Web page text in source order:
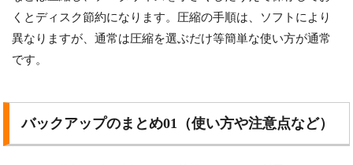
くとディスク節約になります。圧縮の手順は、ソフトにより
異なりますが、通常は圧縮を選ぶだけ等簡単な使い方が通常
です。
バックアップのまとめ01（使い方や注意点など）